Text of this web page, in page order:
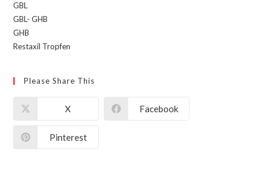
GBL
GBL- GHB
GHB
Restaxil Tropfen
Please Share This
X Facebook
Pinterest